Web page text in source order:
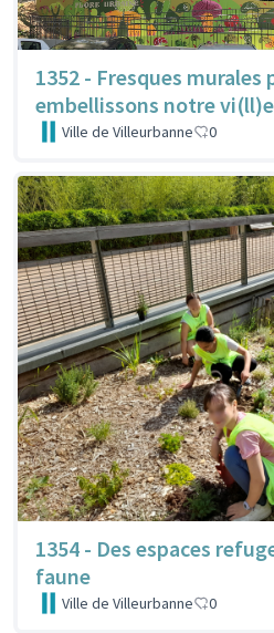
1352 - Fresques
embellissons notre
Ville de Villeurbanne 0
1354 - Des espaces
faune
Ville de Villeurbanne 0